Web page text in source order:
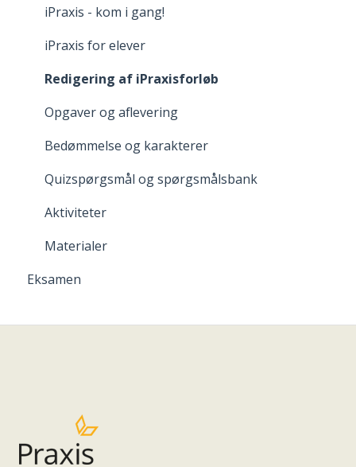
iPraxis - kom i gang!
iPraxis for elever
Redigering af iPraxisforløb
Opgaver og aflevering
Bedømmelse og karakterer
Quizspørgsmål og spørgsmålsbank
Aktiviteter
Materialer
Eksamen